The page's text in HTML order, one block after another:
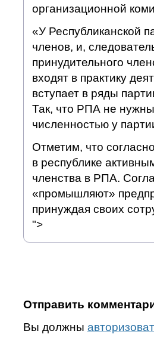
организационной
«У Республиканской
членов, и,
принудительного
входят в практику
вступает в ряды
Так, что РПА не
численностью у
Отметим, что
в республике
членства в РПА.
«промышляют»
принуждая своих
">
Отправить
Вы должны